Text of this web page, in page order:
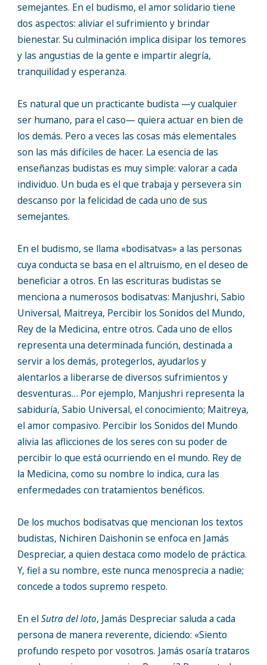
semejantes. En el budismo, el amor solidario tiene
dos aspectos: aliviar el sufrimiento y brindar
bienestar. Su culminación implica disipar los temores
y las angustias de la gente e impartir alegría,
tranquilidad y esperanza.
Es natural que un practicante budista —y cualquier
ser humano, para el caso— quiera actuar en bien de
los demás. Pero a veces las cosas más elementales
son las más difíciles de hacer. La esencia de las
enseñanzas budistas es muy simple: valorar a cada
individuo. Un buda es el que trabaja y persevera sin
descanso por la felicidad de cada uno de sus
semejantes.
En el budismo, se llama «bodisatvas» a las personas
cuya conducta se basa en el altruismo, en el deseo de
beneficiar a otros. En las escrituras budistas se
menciona a numerosos bodisatvas: Manjushri, Sabio
Universal, Maitreya, Percibir los Sonidos del Mundo,
Rey de la Medicina, entre otros. Cada uno de ellos
representa una determinada función, destinada a
servir a los demás, protegerlos, ayudarlos y
alentarlos a liberarse de diversos sufrimientos y
desventuras… Por ejemplo, Manjushri representa la
sabiduría, Sabio Universal, el conocimiento; Maitreya,
el amor compasivo. Percibir los Sonidos del Mundo
alivia las aflicciones de los seres con su poder de
percibir lo que está ocurriendo en el mundo. Rey de
la Medicina, como su nombre lo indica, cura las
enfermedades con tratamientos benéficos.
De los muchos bodisatvas que mencionan los textos
budistas, Nichiren Daishonin se enfoca en Jamás
Despreciar, a quien destaca como modelo de práctica.
Y, fiel a su nombre, este nunca menosprecia a nadie;
concede a todos supremo respeto.
En elSutra del loto, Jamás Despreciar saluda a cada
persona de manera reverente, diciendo: «Siento
profundo respeto por vosotros. Jamás osaría trataros